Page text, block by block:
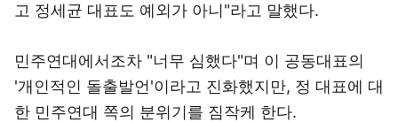
고 정세균 대표도 예외가 아니"라고 말했다.
민주연대에서조차 "너무 심했다"며 이 공동대표의
'개인적인 돌출발언'이라고 진화했지만, 정 대표에 대
한 민주연대 쪽의 분위기를 짐작케 한다.